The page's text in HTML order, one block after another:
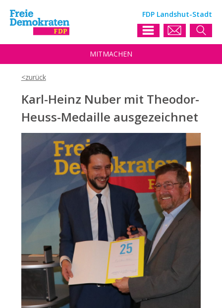
FDP Landshut-Stadt
MITMACHEN
Karl-Heinz Nuber mit Theodor-
Heuss-Medaille ausgezeichnet